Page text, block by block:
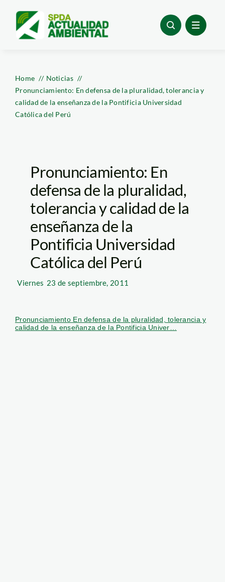
content
Home
Noticias
Pronunciamiento: En defensa de la pluralidad, tolerancia y
calidad de la enseñanza de la Pontificia Universidad
Católica del Perú
Pronunciamiento: En
defensa de la pluralidad,
tolerancia y calidad de la
enseñanza de la
Pontificia Universidad
Católica del Perú
Viernes 23 de septiembre, 2011
Pronunciamiento En defensa de la pluralidad, tolerancia y
calidad de la enseñanza de la Pontificia Univer…